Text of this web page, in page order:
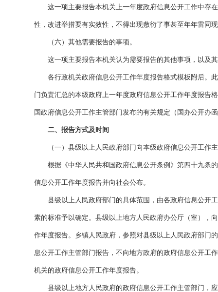
这一项主要报告本机关上一年度政府信息公开工作中存在
性，改进举措要有实效性，不得出现敷衍了事甚至年年雷同
（六）其他需要报告的事项。
这一项主要报告本机关认为需要报告的其他事项，以及
各行政机关政府信息公开工作年度报告格式模板附后。此
门负责汇总的本级政府上一年度政府信息公开工作年度报告
国政府信息公开工作主管部门发布的有关规定（国办公开办
二、报告方式及时间
（一）县级以上人民政府部门向本级政府信息公开工作
根据《中华人民共和国政府信息公开条例》第四十九条的
信息公开工作年度报告并向社会公布。
县级以上人民政府部门的具体范围，由各政府信息公开工
素的标准予以确定。县级以上地方人民政府办公厅（室），
作年度报告。乡镇人民政府，参照对县级以上人民政府部门
息公开工作主管部门报告，不向地方政府的政府信息公开工
机关的政府信息公开工作年度报告。
县级以上地方人民政府的政府信息公开工作主管部门，应